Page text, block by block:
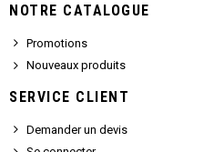
NOTRE CATALOGUE
Promotions
Nouveaux produits
SERVICE CLIENT
Demander un devis